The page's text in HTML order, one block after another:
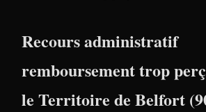
Recours administratif
remboursement trop
le Territoire de Belfort